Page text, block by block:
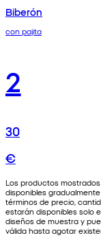
Biberón
con pajita
2
30
€
Los productos
disponibles
términos de precio,
estarán disponibles solo
diseños de muestra y
válida hasta agotar